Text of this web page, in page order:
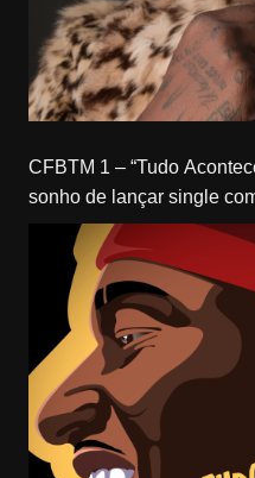
CFBTM 1 – “Tudo Aconteceu”: MC Du Black realiza
sonho de lançar single